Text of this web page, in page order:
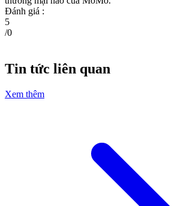
Đánh giá :
5
/0
Tin tức liên quan
Xem thêm